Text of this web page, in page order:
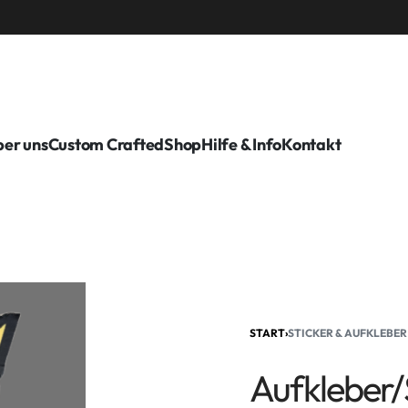
unsCustom CraftedShopHilfe & InfoKontakt
START›STICKER & AUFKLEBER
Aufkleber/